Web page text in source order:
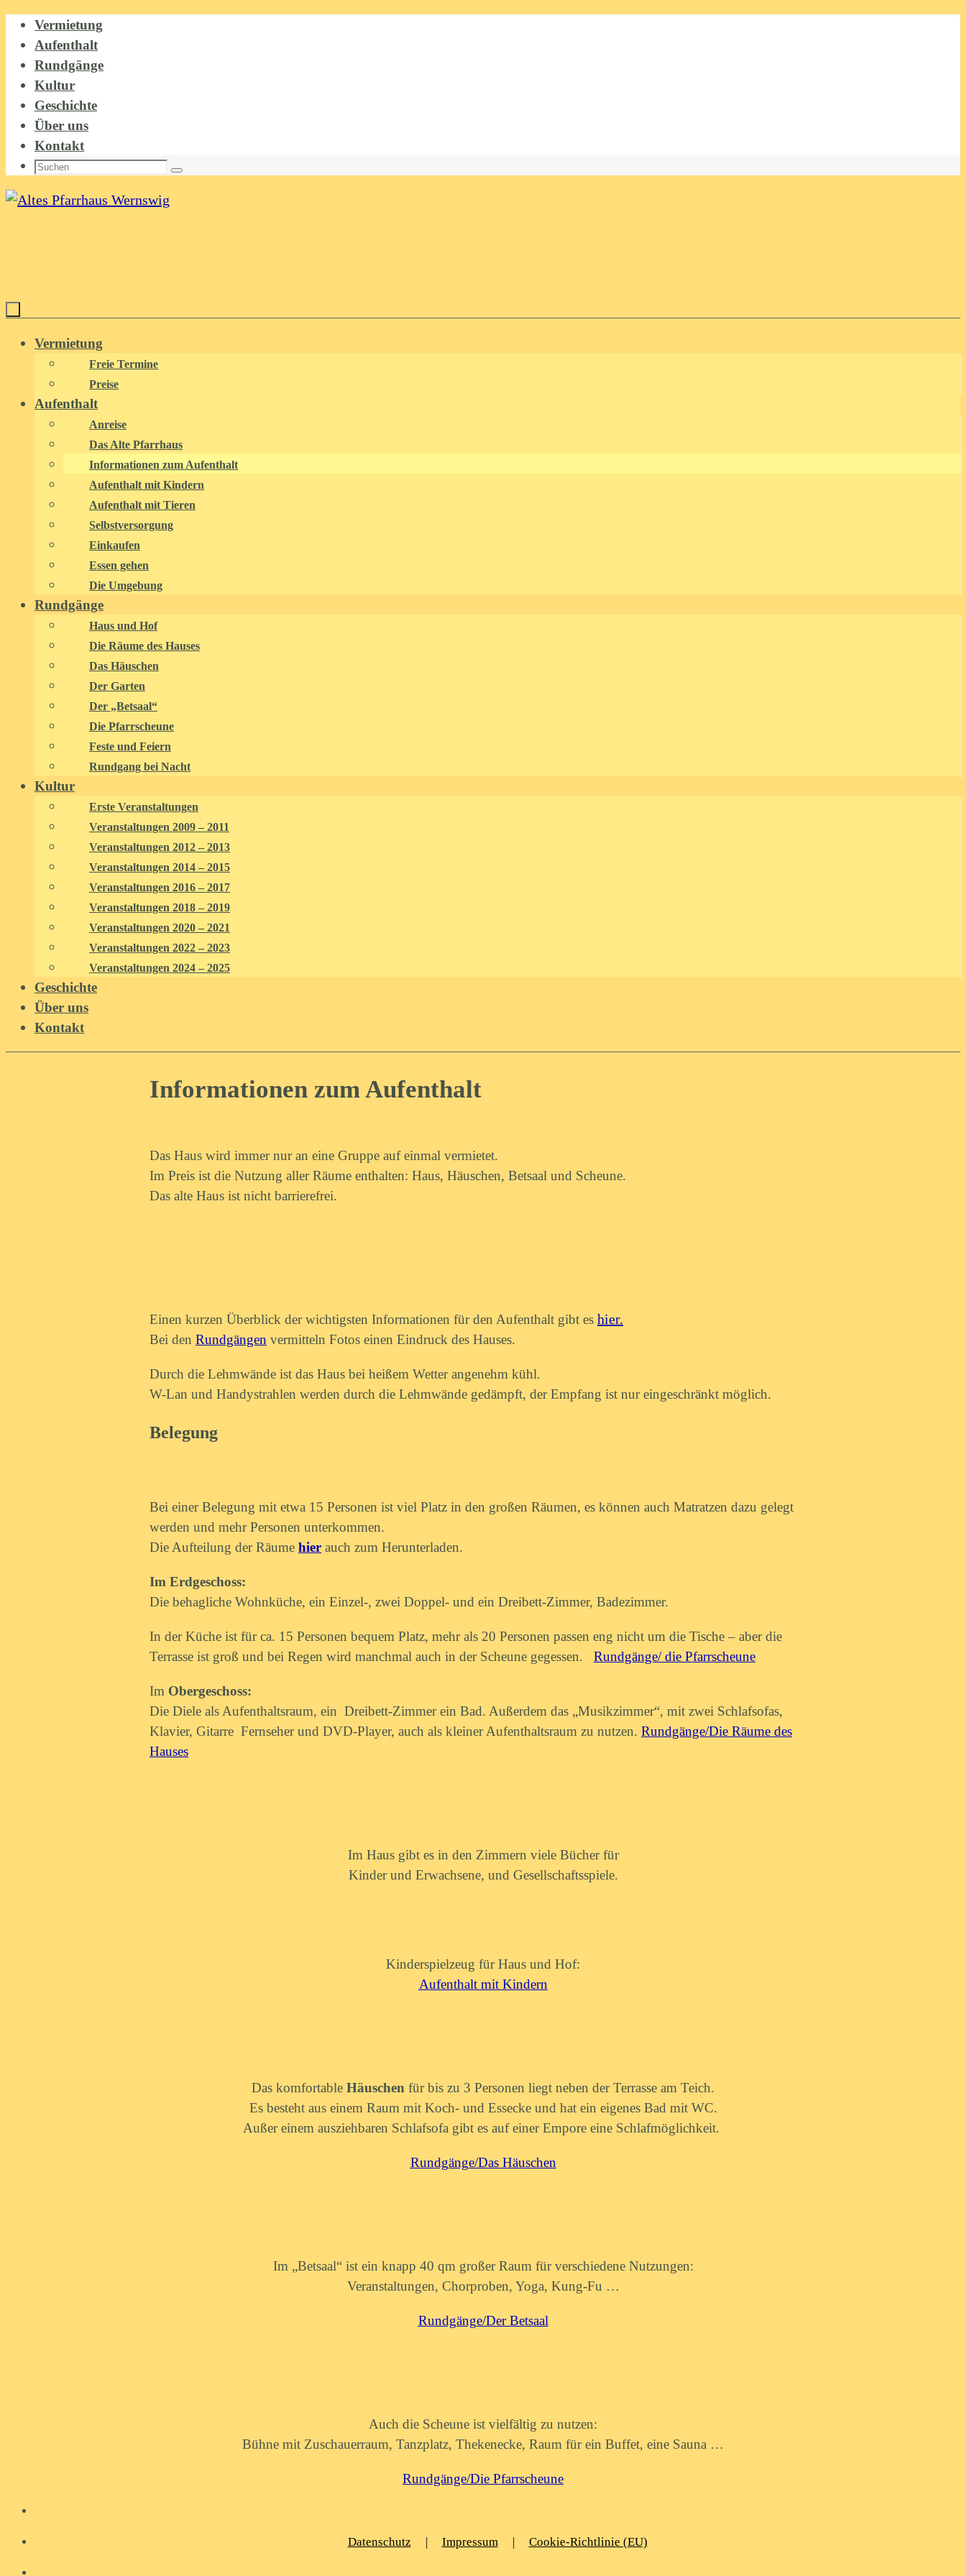
Zum
Inhalt
springen
Vermietung
Aufenthalt
Rundgänge
Kultur
Geschichte
Über uns
Kontakt
Suchen
Suchen
Inhalt
springen
Vermietung
Freie Termine
Preise
Aufenthalt
Anreise
Das Alte Pfarrhaus
Informationen zum Aufenthalt
Aufenthalt mit Kindern
Aufenthalt mit Tieren
Selbstversorgung
Einkaufen
Essen gehen
Die Umgebung
Rundgänge
Haus und Hof
Die Räume des Hauses
Das Häuschen
Der Garten
Der „Betsaal“
Die Pfarrscheune
Feste und Feiern
Rundgang bei Nacht
Kultur
Erste Veranstaltungen
Veranstaltungen 2009 – 2011
Veranstaltungen 2012 – 2013
Veranstaltungen 2014 – 2015
Veranstaltungen 2016 – 2017
Veranstaltungen 2018 – 2019
Veranstaltungen 2020 – 2021
Veranstaltungen 2022 – 2023
Veranstaltungen 2024 – 2025
Geschichte
Über uns
Kontakt
Informationen zum Aufenthalt
Das Haus wird immer nur an eine Gruppe auf einmal vermietet.
Im Preis ist die Nutzung aller Räume enthalten: Haus, Häuschen, Betsaal und Scheune.
Das alte Haus ist nicht barrierefrei.
Einen kurzen Überblick der wichtigsten Informationen für den Aufenthalt gibt es hier.
Bei den Rundgängen vermitteln Fotos einen Eindruck des Hauses.
Durch die Lehmwände ist das Haus bei heißem Wetter angenehm kühl.
W-Lan und Handystrahlen werden durch die Lehmwände gedämpft, der Empfang ist nur eingeschränkt möglich.
Belegung
Bei einer Belegung mit etwa 15 Personen ist viel Platz in den großen Räumen, es können auch Matratzen dazu gelegt
werden und mehr Personen unterkommen.
Die Aufteilung der Räume hier auch zum Herunterladen.
Im Erdgeschoss:
Die behagliche Wohnküche, ein Einzel-, zwei Doppel- und ein Dreibett-Zimmer, Badezimmer.
In der Küche ist für ca. 15 Personen bequem Platz, mehr als 20 Personen passen eng nicht um die Tische – aber die
Terrasse ist groß und bei Regen wird manchmal auch in der Scheune gegessen. Rundgänge/ die Pfarrscheune
Im Obergeschoss:
Die Diele als Aufenthaltsraum, ein Dreibett-Zimmer ein Bad. Außerdem das „Musikzimmer“, mit zwei Schlafsofas,
Klavier, Gitarre Fernseher und DVD-Player, auch als kleiner Aufenthaltsraum zu nutzen. Rundgänge/Die Räume des
Hauses
Im Haus gibt es in den Zimmern viele Bücher für
Kinder und Erwachsene, und Gesellschaftsspiele.
Kinderspielzeug für Haus und Hof:
Aufenthalt mit Kindern
Das komfortable Häuschen für bis zu 3 Personen liegt neben der Terrasse am Teich.
Es besteht aus einem Raum mit Koch- und Essecke und hat ein eigenes Bad mit WC.
Außer einem ausziehbaren Schlafsofa gibt es auf einer Empore eine Schlafmöglichkeit.
Rundgänge/Das Häuschen
Im „Betsaal“ ist ein knapp 40 qm großer Raum für verschiedene Nutzungen:
Veranstaltungen, Chorproben, Yoga, Kung-Fu …
Rundgänge/Der Betsaal
Auch die Scheune ist vielfältig zu nutzen:
Bühne mit Zuschauerraum, Tanzplatz, Thekenecke, Raum für ein Buffet, eine Sauna …
Rundgänge/Die Pfarrscheune
Datenschutz | Impressum| Cookie-Richtlinie (EU)